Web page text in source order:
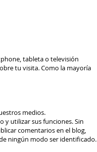
tableta o televisión
tu visita. Como la mayoría
medios.
y utilizar sus funciones. Sin
comentarios en el blog,
ningún modo ser identificado.